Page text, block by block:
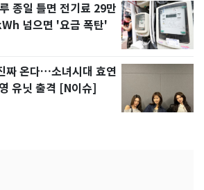
종일 틀면 전기료 29만
넘으면 '요금 폭탄'
짜 온다…소녀시대 효연
유닛 출격 [N이슈]